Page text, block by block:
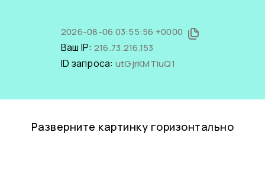
2026-08-06 03:55:56 +0000
Ваш IP: 216.73.216.153
ID запроса: utGjrKMTluQ1
Разверните картинку горизонтально